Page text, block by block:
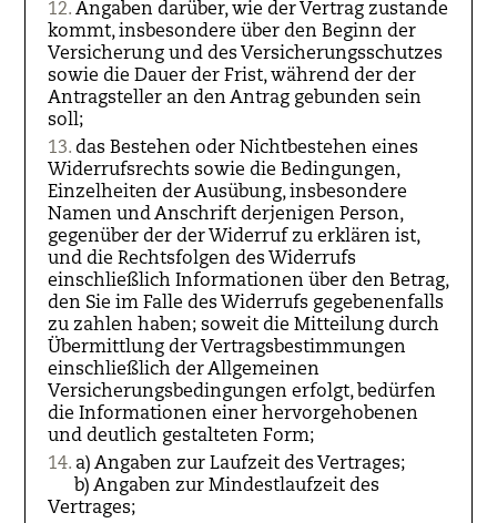
Angaben darüber, wie der Vertrag zustande
kommt, insbesondere über den Beginn der
Versicherung und des Versicherungsschutzes
sowie die Dauer der Frist, während der der
Antragsteller an den Antrag gebunden sein
soll;
das Bestehen oder Nichtbestehen eines
Widerrufsrechts sowie die Bedingungen,
Einzelheiten der Ausübung, insbesondere
Namen und Anschrift derjenigen Person,
gegenüber der der Widerruf zu erklären ist,
und die Rechtsfolgen des Widerrufs
einschließlich Informationen über den Betrag,
den Sie im Falle des Widerrufs gegebenenfalls
zu zahlen haben; soweit die Mitteilung durch
Übermittlung der Vertragsbestimmungen
einschließlich der Allgemeinen
Versicherungsbedingungen erfolgt, bedürfen
die Informationen einer hervorgehobenen
und deutlich gestalteten Form;
a) Angaben zur Laufzeit des Vertrages;
b) Angaben zur Mindestlaufzeit des
Vertrages;